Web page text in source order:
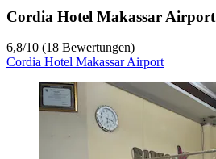
Cordia Hotel Makassar Airport
6,8/10 (18 Bewertungen)
Cordia Hotel Makassar Airport